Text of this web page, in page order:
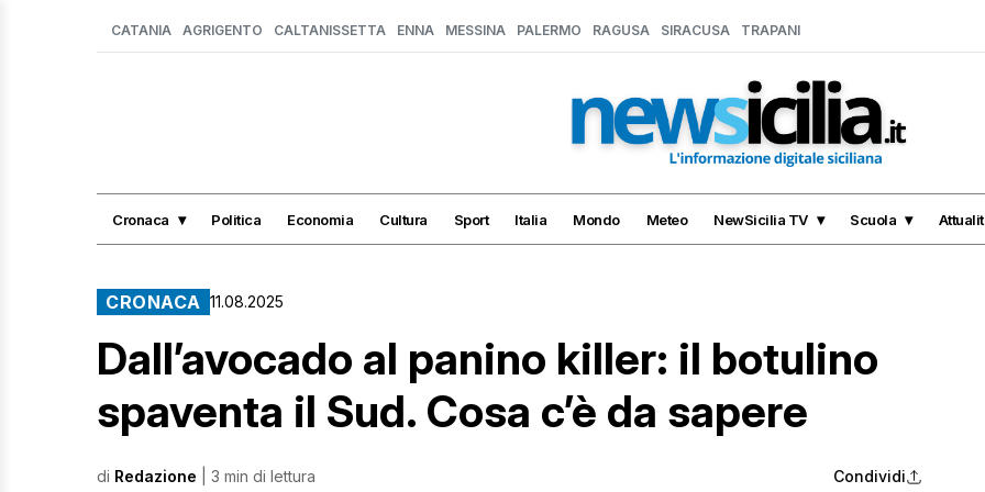
CATANIA AGRIGENTO CALTANISSETTA ENNA MESSINA PALERMO RAGUSA SIRACUSA TRAPANI
Cronaca Politica Economia Cultura Sport Italia Mondo Meteo NewSicilia TV Scuola
CRONACA 11.08.2025
Dall’avocado al panino killer: il botulino
spaventa il Sud. Cosa c’è da sapere
di Redazione | 3 min di lettura Condividi